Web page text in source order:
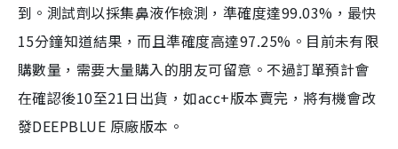
到。測試劑以採集鼻液作檢測，準確度達99.03%，最快
15分鐘知道結果，而且準確度高達97.25%。目前未有限
購數量，需要大量購入的朋友可留意。不過訂單預計會
在確認後10至21日出貨，如acc+版本賣完，將有機會改
發DEEPBLUE 原廠版本。